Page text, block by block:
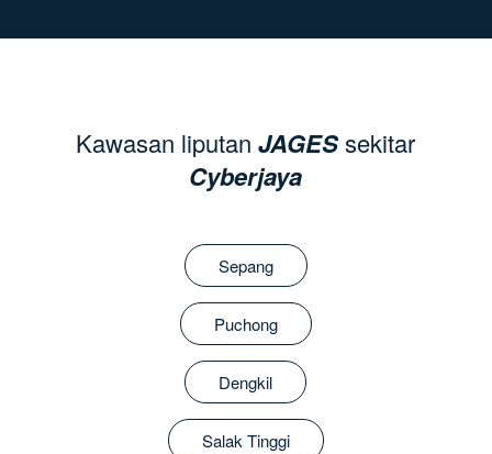
Kawasan liputanJAGESsekitar
Cyberjaya
Sepang
Puchong
Dengkil
Salak Tinggi